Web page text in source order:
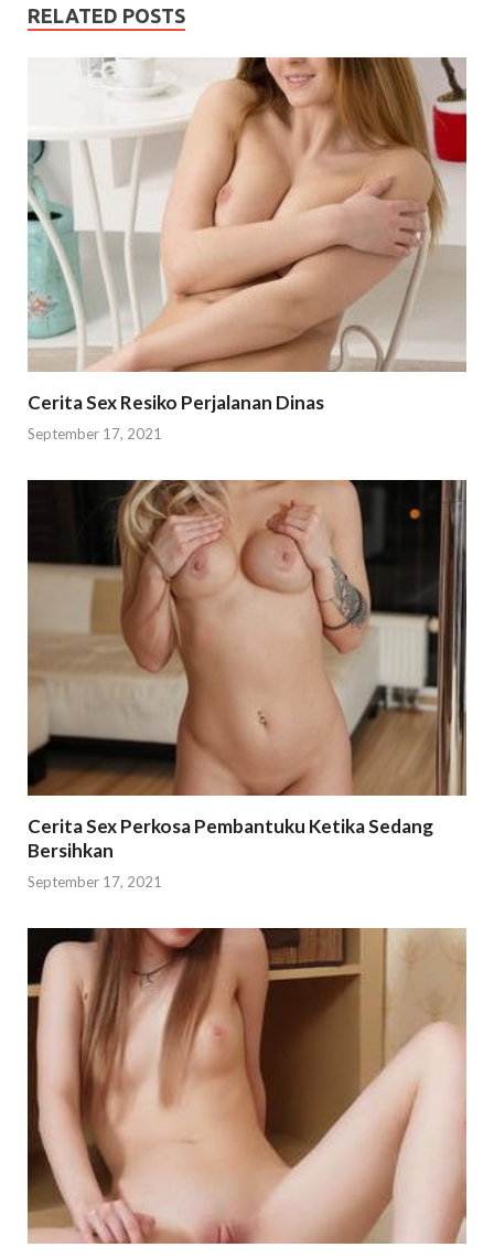
RELATED POSTS
Cerita Sex Resiko Perjalanan Dinas
September 17, 2021
Cerita Sex Perkosa Pembantuku Ketika Sedang
Bersihkan
September 17, 2021